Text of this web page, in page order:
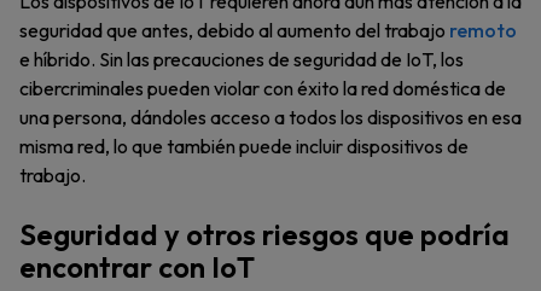
seguridad que antes, debido al aumento del trabajo remoto
e híbrido. Sin las precauciones de seguridad de IoT, los
cibercriminales pueden violar con éxito la red doméstica de
una persona, dándoles acceso a todos los dispositivos en esa
misma red, lo que también puede incluir dispositivos de
trabajo.
Seguridad y otros riesgos que podría
encontrar con IoT